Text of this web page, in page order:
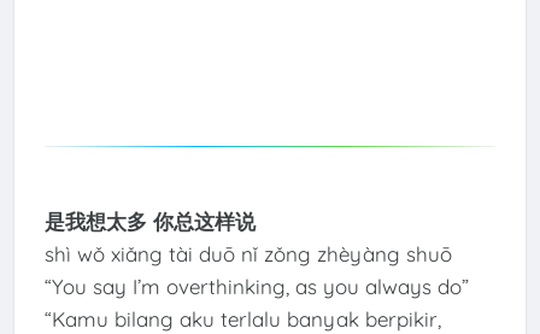
是我想太多 你总这样说
shì wǒ xiǎng tài duō nǐ zǒng zhèyàng shuō
“You say I’m overthinking, as you always do”
“Kamu bilang aku terlalu banyak berpikir,